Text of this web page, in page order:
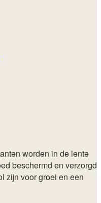
worden in de lente
beschermd en verzorgd
zijn voor groei en een